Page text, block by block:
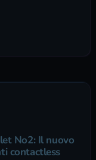
No2: Il nuovo
contactless